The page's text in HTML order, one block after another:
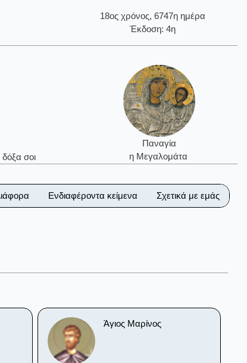
18ος χρόνος, 6747η ημέρα
Έκδοση: 4η
σοι
Παναγία
η Μεγαλομάτα
Ενδιαφέροντα κείμενα Σχετικά με εμάς
Άγιος Μαρίνος